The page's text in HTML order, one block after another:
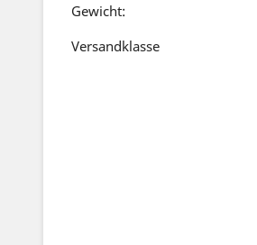
Gewicht:
Versandklasse